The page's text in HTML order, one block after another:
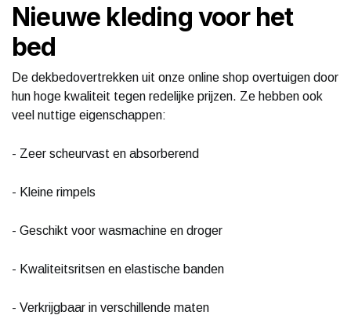
Nieuwe kleding voor het
bed
De dekbedovertrekken uit onze online shop overtuigen door
hun hoge kwaliteit tegen redelijke prijzen. Ze hebben ook
veel nuttige eigenschappen:
- Zeer scheurvast en absorberend
- Kleine rimpels
- Geschikt voor wasmachine en droger
- Kwaliteitsritsen en elastische banden
- Verkrijgbaar in verschillende maten